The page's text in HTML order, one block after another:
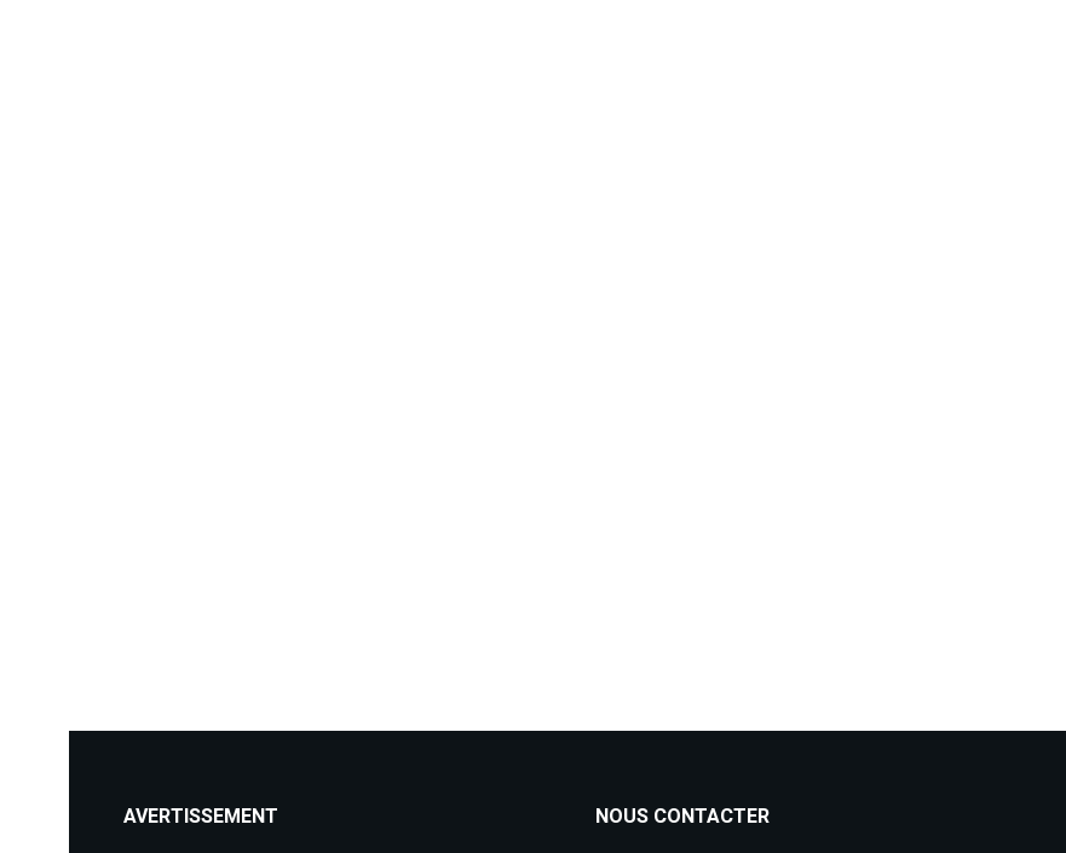
AVERTISSEMENT NOUS CONTACTER